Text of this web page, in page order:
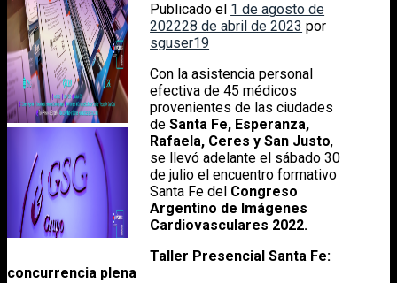
Publicado el 1 de agosto de
202228 de abril de 2023 por
sguser19
Con la asistencia personal
efectiva de 45 médicos
provenientes de las ciudades
deSanta Fe, Esperanza,
Rafaela, Ceres y San Justo,
se llevó adelante el sábado 30
de julio el encuentro formativo
Santa Fe del Congreso
Argentino de Imágenes
Cardiovasculares 2022.
Taller Presencial Santa Fe:
concurrencia plena